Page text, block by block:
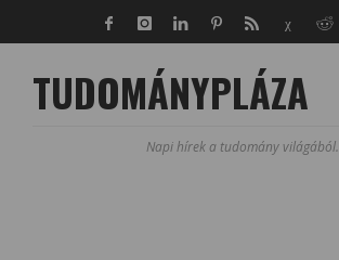
TUDOMÁNYPLÁZA
Napi hírek a tudomány világából.